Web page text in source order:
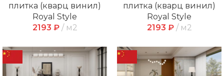
плитка (кварц винил)
Royal Style
2193 ₽ м2
плитка (кварц винил)
Royal Style
2193 ₽ м2